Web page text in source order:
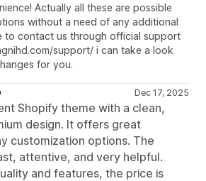
Actually all these are possible
without a need of any additional
to contact us through official support
support/ i can take a look
for you.
Dec 17, 2025
Shopify theme with a clean,
design. It offers great
customization options. The
attentive, and very helpful.
and features, the price is